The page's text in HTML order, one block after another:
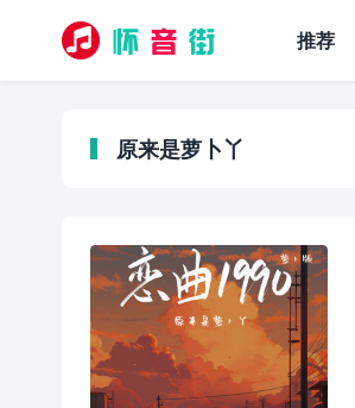
推荐
原来是萝卜丫